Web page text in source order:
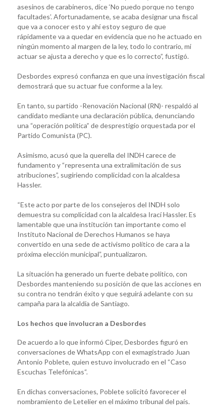
asesinos de carabineros, dice ‘No puedo porque no tengo
facultades’. Afortunadamente, se acaba designar una fiscal
que va a conocer esto y ahí estoy seguro de que
rápidamente va a quedar en evidencia que no he actuado en
ningún momento al margen de la ley, todo lo contrario, mi
actuar se ajusta a derecho y que es lo correcto”, fustigó.
Desbordes expresó confianza en que una investigación fiscal
demostrará que su actuar fue conforme a la ley.
En tanto, su partido -Renovación Nacional (RN)- respaldó al
candidato mediante una declaración pública, denunciando
una “operación política” de desprestigio orquestada por el
Partido Comunista (PC).
Asimismo, acusó que la querella del INDH carece de
fundamento y “representa una extralimitación de sus
atribuciones”, sugiriendo complicidad con la alcaldesa
Hassler.
“Este acto por parte de los consejeros del INDH solo
demuestra su complicidad con la alcaldesa Irací Hassler. Es
lamentable que una institución tan importante como el
Instituto Nacional de Derechos Humanos se haya
convertido en una sede de activismo político de cara a la
próxima elección municipal”, puntualizaron.
La situación ha generado un fuerte debate político, con
Desbordes manteniendo su posición de que las acciones en
su contra no tendrán éxito y que seguirá adelante con su
campaña para la alcaldía de Santiago.
Los hechos que involucran a Desbordes
De acuerdo a lo que informó Ciper, Desbordes figuró en
conversaciones de WhatsApp con el exmagistrado Juan
Antonio Poblete, quien estuvo involucrado en el “Caso
Escuchas Telefónicas“.
En dichas conversaciones, Poblete solicitó favorecer el
nombramiento de Letelier en el máximo tribunal del país.